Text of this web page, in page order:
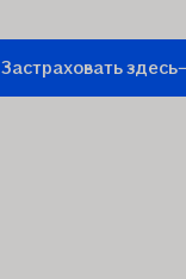
Застраховать здесь